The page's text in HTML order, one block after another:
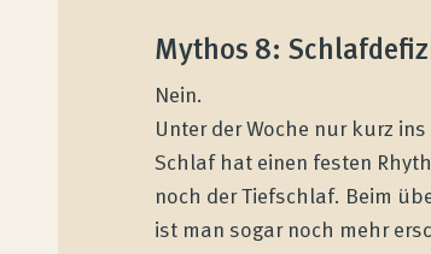
Mythos 8:
Nein.
Unter der Woche nur kurz
Schlaf hat einen festen
noch der Tiefschlaf. Beim
ist man sogar noch mehr